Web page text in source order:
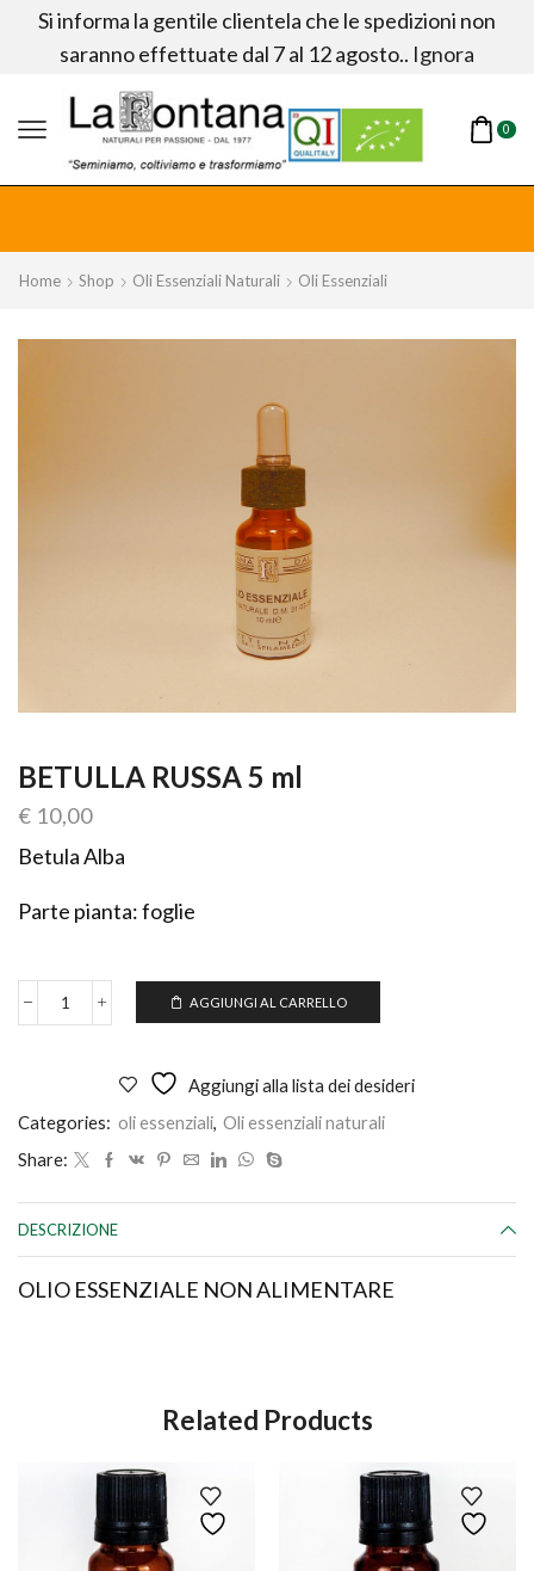
Si informa la gentile clientela che le spedizioni non
saranno effettuate dal 7 al 12 agosto.. Ignora
0
Home Shop Oli Essenziali Naturali Oli Essenziali
BETULLA RUSSA 5 ml
€ 10,00
Betula Alba
Parte pianta: foglie
BETULLA
AGGIUNGI AL CARRELLO
Aggiungi alla lista dei desideri
Categories: oli essenziali Oli essenziali naturali
Share:
DESCRIZIONE
OLIO ESSENZIALE NON ALIMENTARE
Related Products